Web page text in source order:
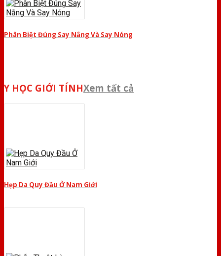
Phân Biệt Đúng Say Nắng Và Say Nóng
Y HỌC GIỚI TÍNHXem tất cả
Hẹp Da Quy Đầu Ở Nam Giới